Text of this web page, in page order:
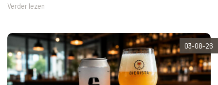
Verder lezen
03-08-26